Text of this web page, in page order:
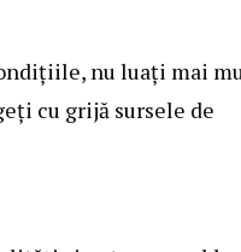
nu luați mai
cu grijă sursele de